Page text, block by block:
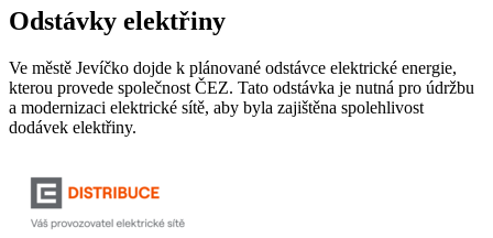
Odstávky elektřiny
Ve městě Jevíčko dojde k plánované odstávce elektrické energie,
kterou provede společnost ČEZ. Tato odstávka je nutná pro údržbu
a modernizaci elektrické sítě, aby byla zajištěna spolehlivost
dodávek elektřiny.